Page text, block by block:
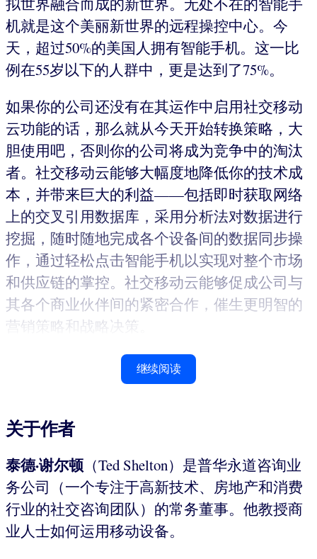
机就是这个美丽新世界的远程操控中心。今
天，超过50%的美国人拥有智能手机。这一比
例在55岁以下的人群中，更是达到了75%。
如果你的公司还没有在其运作中启用社交移动
云功能的话，那么就从今天开始转换策略，大
胆使用吧，否则你的公司将成为竞争中的淘汰
者。社交移动云能够大幅度地降低你的技术成
本，并带来巨大的利益——包括即时获取网络
上的交叉引用数据库，采用分析法对数据进行
挖掘，随时随地完成各个设备间的数据同步操
作，通过轻松点击智能手机以实现对整个市场
和供应链的掌控。社交移动云能够促成公司与
其各个商业伙伴间的紧密合作，催生更明智的
营销策略和战略决策。
继续阅读
关于作者
泰德·谢尔顿 （Ted Shelton）是普华永道咨询业
务公司（一个专注于高新技术、房地产和消费
行业的社交咨询团队）的常务董事。他教授商
业人士如何运用移动设备。